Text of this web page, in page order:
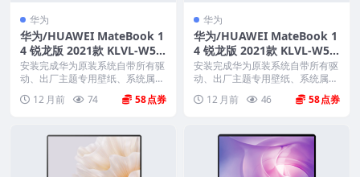
华为
华为/HUAWEI MateBook 1
4 锐龙版 2021款 KLVL-W56
W KLVL-W76W 原厂Win10-
2004系统 工厂文件 带F10智
能还原
安装完成华为原装系统自带所有驱
动、出厂主题专用壁纸、系统属性
12 月前 74 58
华为
华为/HUAWEI MateBook 1
4 锐龙版 2021款 KLVL-W56
W KLVL-W76W 原厂Win11-
21H2系统 工厂文件 带F10智
能还原
安装完成华为原装系统自带所有驱
动、出厂主题专用壁纸、系统属性
12 月前 46 58